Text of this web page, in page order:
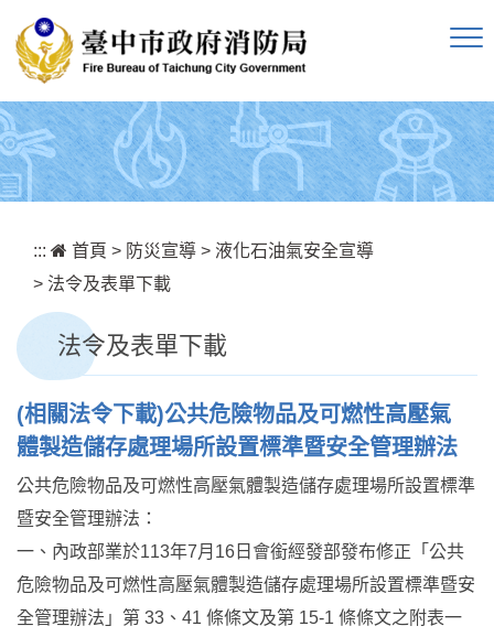
::: 首頁 > 防災宣導 > 液化石油氣安全宣導
> 法令及表單下載
法令及表單下載
(相關法令下載)公共危險物品及可燃性高壓氣
體製造儲存處理場所設置標準暨安全管理辦法
公共危險物品及可燃性高壓氣體製造儲存處理場所設置標準
暨安全管理辦法：
一、內政部業於113年7月16日會銜經發部發布修正「公共
危險物品及可燃性高壓氣體製造儲存處理場所設置標準暨安
全管理辦法」第 33、41 條條文及第 15-1 條條文之附表一